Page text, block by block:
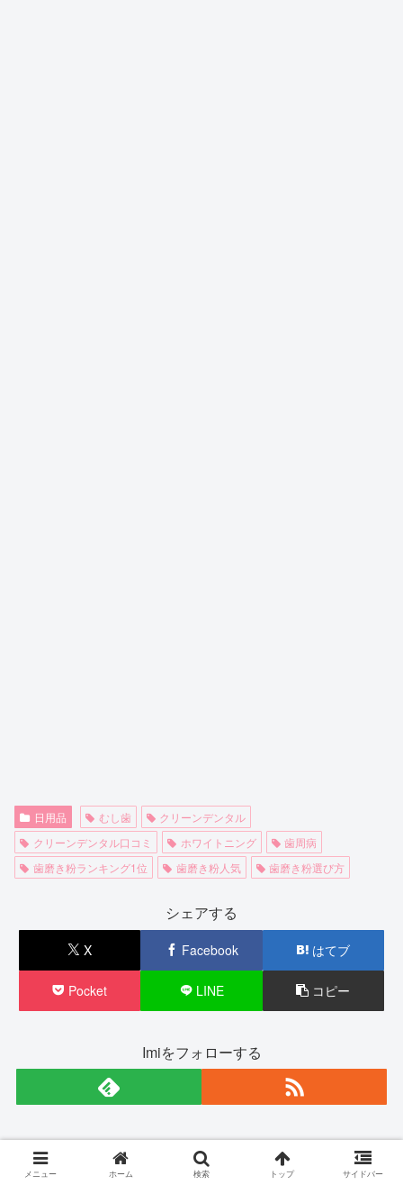
日用品 むし歯
クリーンデンタル
クリーンデンタル口コミ
ホワイトニング
歯周病
歯磨き粉ランキング1位
歯磨き粉人気 歯磨き粉選び方
シェアする
X Facebook はてブ
Pocket LINE コピー
Imiをフォローする
Imi
メニュー ホーム 検索 トップ サイドバー